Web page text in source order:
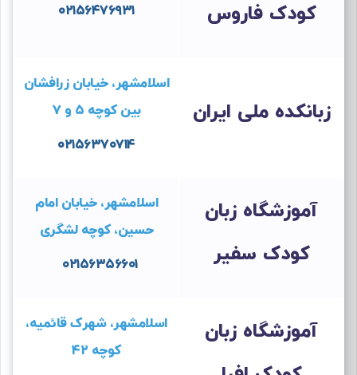
کودک فاروس
۰۲۱۵۶۴۷۶۹۳۱
زبانکده ملی ایران
اسلامشهر، خیابان زرافشان
بین کوچه ۵ و ۷
۰۲۱۵۶۳۷۰۷۱۴
آموزشگاه زبان
کودک سفیر
اسلامشهر، خیابان امام
حسین، کوچه لشگری
۰۲۱۵۶۳۵۶۶۰۱
آموزشگاه زبان
اسلامشهر، شهرک قائمیه،
کوچه ۴۲